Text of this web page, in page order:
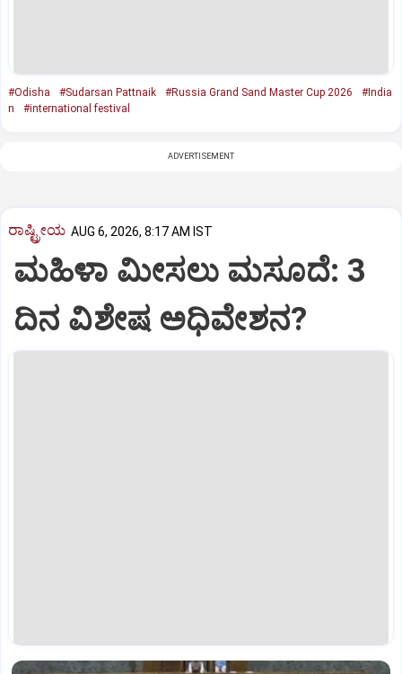
#Odisha #Sudarsan Pattnaik #Russia Grand Sand Master Cup 2026
#India
n
#international festival
ADVERTISEMENT
ರಾಷ್ಟ್ರೀಯ AUG 6, 2026, 8:17 AM IST
ಮಹಿಳಾ ಮೀಸಲು ಮಸೂದೆ: 3
ದಿನ ವಿಶೇಷ ಅಧಿವೇಶನ?